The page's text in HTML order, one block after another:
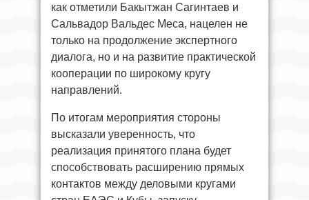
как отметили Бакытжан Сагинтаев и
Сальвадор Вальдес Меса, нацелен не
только на продолжение экспертного
диалога, но и на развитие практической
кооперации по широкому кругу
направлений.
По итогам мероприятия стороны
высказали уверенность, что
реализация принятого плана будет
способствовать расширению прямых
контактов между деловыми кругами